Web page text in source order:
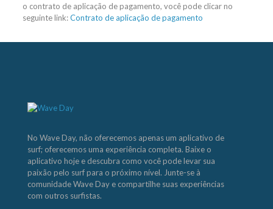
o contrato de aplicação de pagamento, você pode clicar no
seguinte link:Contrato de aplicação de pagamento
No Wave Day, não oferecemos apenas um aplicativo de
surf; oferecemos uma experiência completa. Baixe o
aplicativo hoje e descubra como você pode levar sua
paixão pelo surf para o próximo nível. Junte-se à
comunidade Wave Day e compartilhe suas experiências
com outros surfistas.